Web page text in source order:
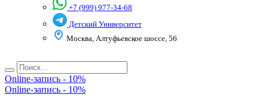
+7 (999) 977-34-68
Детский Университет
Москва, Алтуфьевское шоссе, 56
Online-запись - 10%
Online-запись - 10%